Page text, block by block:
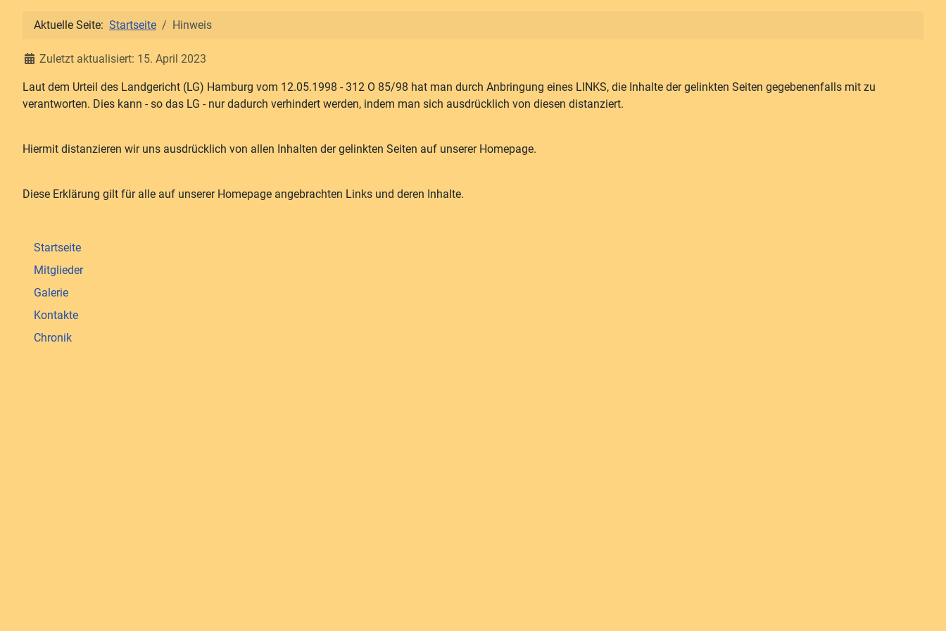
Startseite
Mitglieder
Galerie
Kontakte
Chronik
Aktuelle Seite: Startseite Hinweis
DetailsZuletzt aktualisiert: 15. April 2023
Laut dem Urteil des Landgericht (LG) Hamburg vom 12.05.1998 - 312 O 85/98 hat man durch Anbringung eines LINKS, die Inhalte der gelinkten Seiten gegebenenfalls mit zu
verantworten. Dies kann - so das LG - nur dadurch verhindert werden, indem man sich ausdrücklich von diesen distanziert.
Hiermit distanzieren wir uns ausdrücklich von allen Inhalten der gelinkten Seiten auf unserer Homepage.
Diese Erklärung gilt für alle auf unserer Homepage angebrachten Links und deren Inhalte.